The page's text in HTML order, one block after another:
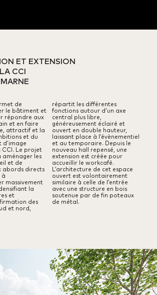
ET EXTENSION
CCI
de
le bâtiment et
répondre aux
et en faire
attractif et la
et du
d’image
Le projet
aménager les
et de
abords directs
à
massivement
la
et
des
et nord,
répartit les différentes
fonctions autour d’un axe
central plus libre,
généreusement éclairé et
ouvert en double hauteur,
laissant place à l’évènementiel
et au temporaire. Depuis le
nouveau hall repensé, une
extension est créée pour
accueillir le workcafé.
L’architecture de cet espace
ouvert est volontairement
similaire à celle de l’entrée
avec une structure en bois
soutenue par de fin poteaux
de métal.